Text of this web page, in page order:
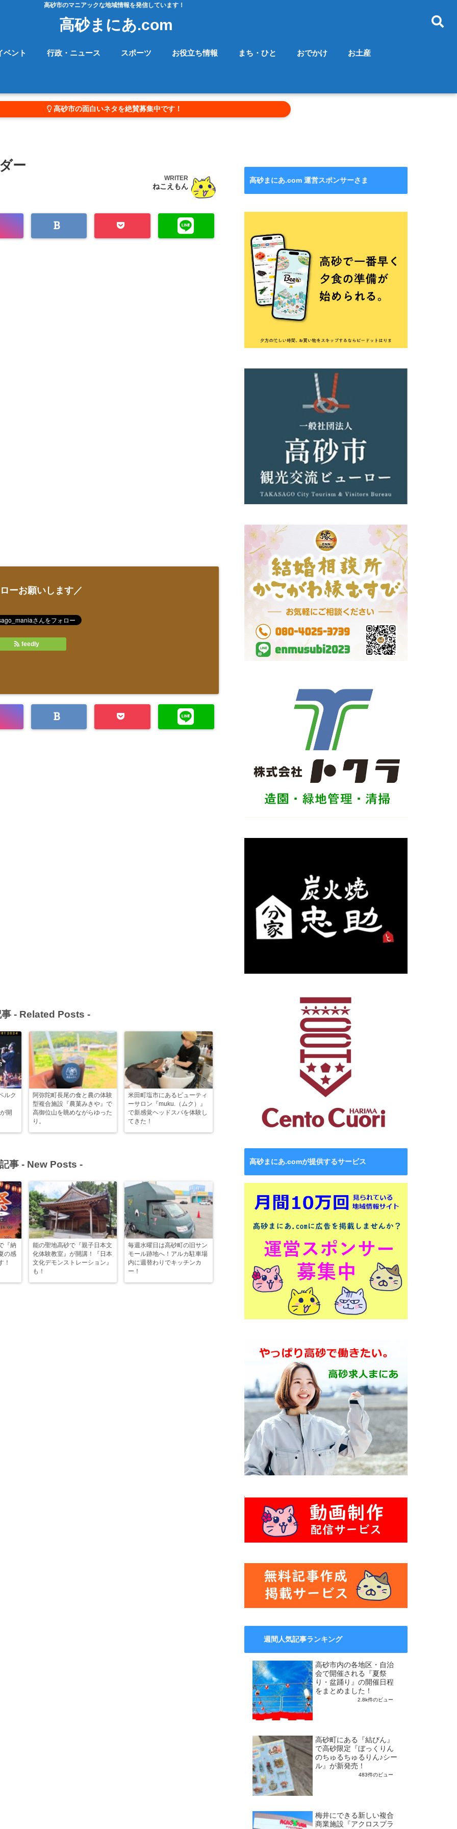
高砂市のマニアックな地域情報を発信しています！
高砂まにあ.com
ベント 行政・ニュース スポーツ お役立ち情報 まち・ひと おでかけ お土産
高砂市の面白いネタを絶賛募集中です！
ー
WRITER
ねこえもん
ーお願いします／
feedly
- Related Posts -
ルク
開
阿弥陀町長尾の食と農の体験
型複合施設『農菓みきや』で
高御位山を眺めながらゆった
り。
米田町塩市にあるビューティ
ーサロン『muku.（ムク）』
で新感覚ヘッドスパを体験し
てきた！
事 - New Posts -
『納
の感
！
能の聖地高砂で『親子日本文
化体験教室』が開講！『日本
文化デモンストレーション』
も！
毎週水曜日は高砂町の旧サン
モール跡地へ！アルカ駐車場
内に週替わりでキッチンカ
ー！
高砂まにあ.com 運営スポンサーさま
高砂まにあ.comが提供するサービス
週間人気記事ランキング
高砂市内の各地区・自治
会で開催される『夏祭
り・盆踊り』の開催日程
をまとめました！
2.8k件のビュー
高砂町にある『結びん』
で高砂限定『ぼっくりん
のちゅるちゅるりん♪シー
ル』が新発売！
483件のビュー
梅井にできる新しい複合
商業施設『アクロスプラ